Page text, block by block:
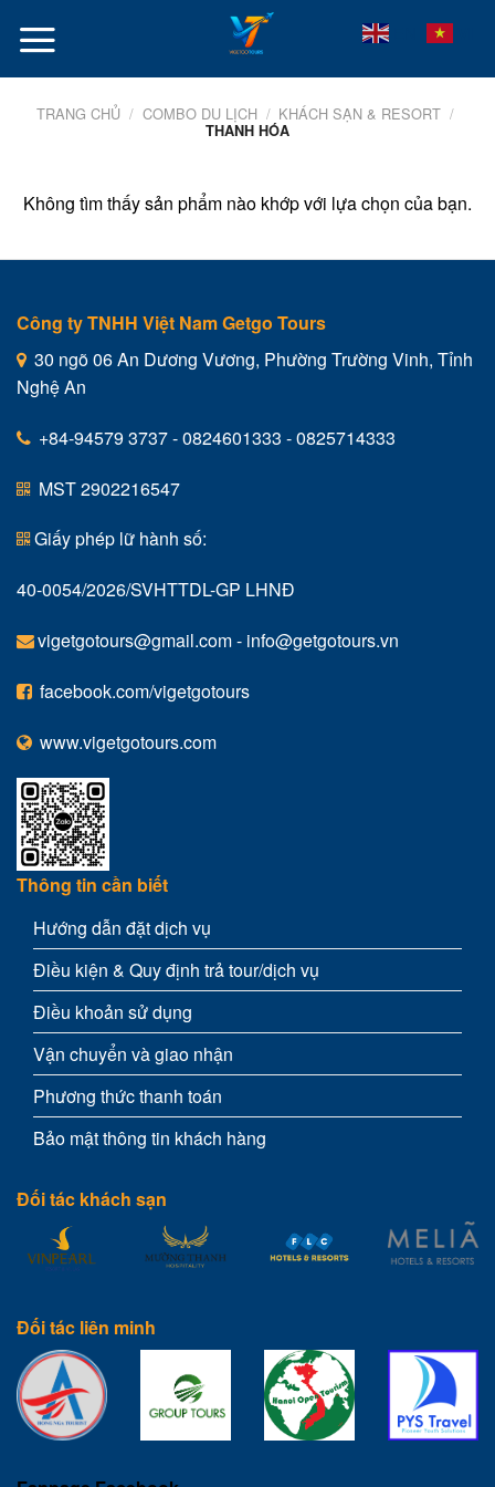
TRANG CHỦ / COMBO DU LỊCH / KHÁCH SẠN & RESORT /
THANH HÓA
Không tìm thấy sản phẩm nào khớp với lựa chọn của bạn.
Công ty TNHH Việt Nam Getgo Tours
30 ngõ 06 An Dương Vương, Phường Trường Vinh, Tỉnh
Nghệ An
+84-94579 3737 - 0824601333 - 0825714333
MST 2902216547
Giấy phép lữ hành số:
40-0054/2026/SVHTTDL-GP LHNĐ
vigetgotours@gmail.com- info@getgotours.vn
facebook.com/vigetgotours
www.vigetgotours.com
Thông tin cần biết
Hướng dẫn đặt dịch vụ
Điều kiện & Quy định trả tour/dịch vụ
Điều khoản sử dụng
Vận chuyển và giao nhận
Phương thức thanh toán
Bảo mật thông tin khách hàng
Đối tác khách sạn
Đối tác liên minh